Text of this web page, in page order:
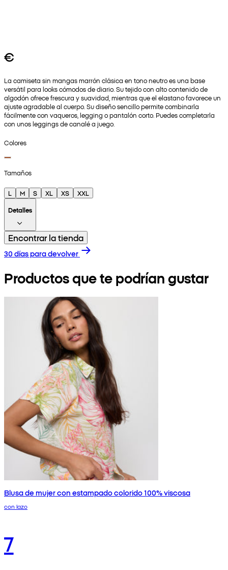
€
La camiseta sin mangas marrón clásica en tono neutro es una base
versátil para looks cómodos de diario. Su tejido con alto contenido de
algodón ofrece frescura y suavidad, mientras que el elastano favorece un
ajuste agradable al cuerpo. Su diseño sencillo permite combinarla
fácilmente con vaqueros, legging o pantalón corto. Puedes completarla
con unos leggings de canalé a juego.
Colores
Tamaños
L M S XL XS
XXL
Detalles
Encontrar la tienda
30 días para devolver
Productos que te podrían gustar
Blusa de mujer con estampado colorido 100% viscosa
con lazo
7